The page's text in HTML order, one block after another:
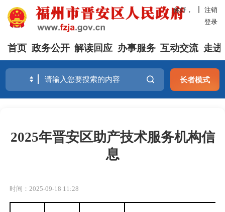
你好，
注销
登录
首页 政务公开 解读回应 办事服务 互动交流 走进
长者模式
2025年晋安区助产技术服务机构信
息
时间：2025-09-18 11:28